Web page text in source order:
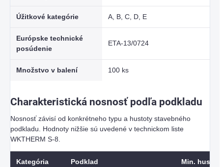
Úžitkové kategórie A, B, C, D, E
Európske technické
posúdenie
ETA-13/0724
Množstvo v balení 100 ks
Charakteristická nosnosť podľa podkladu
Nosnosť závisí od konkrétneho typu a hustoty stavebného
podkladu. Hodnoty nižšie sú uvedené v technickom liste
WKTHERM S-8.
Kategória Podklad Min.